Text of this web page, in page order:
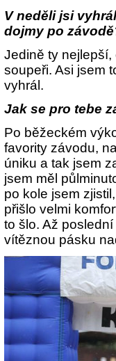
V neděli jsi
dojmy po
Jedině ty nejlepší,
soupeři. Asi jsem
vyhrál.
Jak se pro tebe
Po běžeckém
favority závodu,
úniku a tak jsem
jsem měl
po kole jsem
přišlo velmi
to šlo. Až
vítěznou pásku